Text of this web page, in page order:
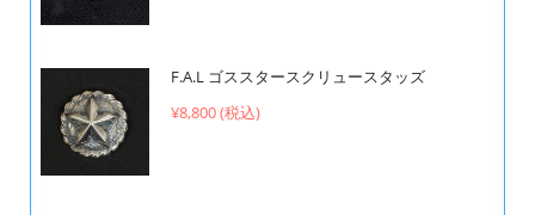
F.A.L ゴススタースクリュースタッズ
¥8,800 (税込)